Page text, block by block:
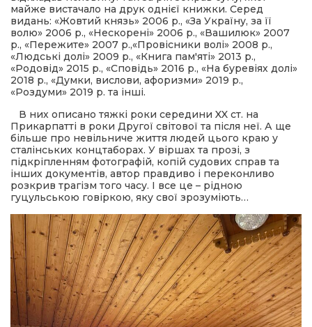
майже вистачало на друк однієї книжки. Серед
видань: «Жовтий князь» 2006 р., «За Україну, за її
волю» 2006 р., «Нескорені» 2006 р., «Вашилюк» 2007
р., «Пережите» 2007 р.,«Провісники волі» 2008 р.,
«Людські долі» 2009 р., «Книга пам′яті» 2013 р.,
«Родовід» 2015 р., «Сповідь» 2016 р., «На буревіях долі»
2018 р., «Думки, вислови, афоризми» 2019 р.,
«Роздуми» 2019 р. та інші.
В них описано тяжкі роки середини XX ст. на
Прикарпатті в роки Другої світової та після неї. А ще
більше про невільниче життя людей цього краю у
сталінських концтаборах. У віршах та прозі, з
підкріпленням фотографій, копій судових справ та
інших документів, автор правдиво і переконливо
розкрив трагізм того часу. І все це – рідною
гуцульською говіркою, яку свої зрозуміють…